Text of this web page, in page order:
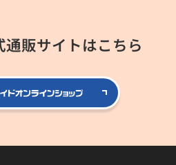
通販サイトはこちら
公式コロ